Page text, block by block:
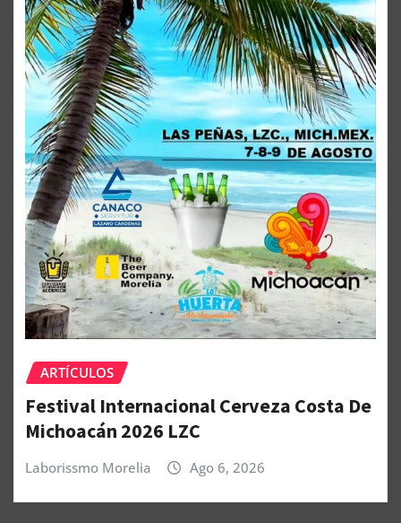
ARTÍCULOS
Festival Internacional Cerveza Costa De
Michoacán 2026 LZC
Laborissmo Morelia Ago 6, 2026